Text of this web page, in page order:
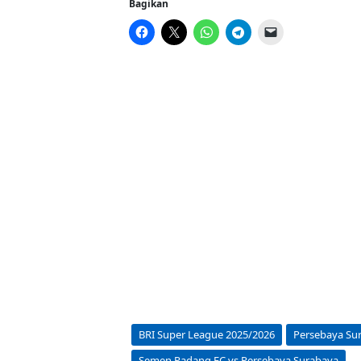
Bagikan
BRI Super League 2025/2026 Persebaya